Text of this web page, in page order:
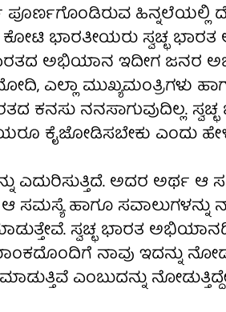
ಪೂರ್ಣಗೊಂಡಿರುವ ಹಿನ್ನಲೆಯಲ್ಲಿ
ಭಾರತೀಯರು ಸ್ವಚ್ಛ
ಭಾರತದ ಅಭಿಯಾನ ಇದೀಗ ಜನರ
ಎಲ್ಲಾ ಮುಖ್ಯಮಂತ್ರಿಗಳು
ಕನಸು ನನಸಾಗುವುದಿಲ್ಲ.
ಕೈಜೋಡಿಸಬೇಕು ಎಂದು
ಎದುರಿಸುತ್ತಿದೆ. ಅದರ ಅರ್ಥ ಆ
ಸಮಸ್ಯೆ ಹಾಗೂ ಸವಾಲುಗಳನ್ನು
ಸ್ವಚ್ಛ ಭಾರತ
ನಾವು ಇದನ್ನು
ಎಂಬುದನ್ನು